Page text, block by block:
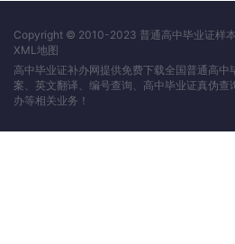
Copyright © 2010-2023 普通高中毕业证样
XML地图
高中毕业证补办网提供免费下载全国普通高中
案、英文翻译、编号查询、高中毕业证真伪
办等相关业务！